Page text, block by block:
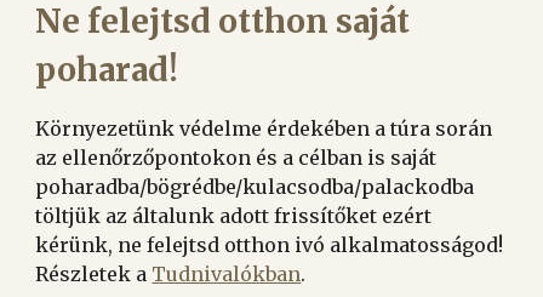
Ne felejtsd otthon saját
poharad!
Környezetünk védelme érdekében a túra során
az ellenőrzőpontokon és a célban is saját
poharadba/bögrédbe/kulacsodba/palackodba
töltjük az általunk adott frissítőket ezért
kérünk, ne felejtsd otthon ivó alkalmatosságod!
Részletek a Tudnivalókban.